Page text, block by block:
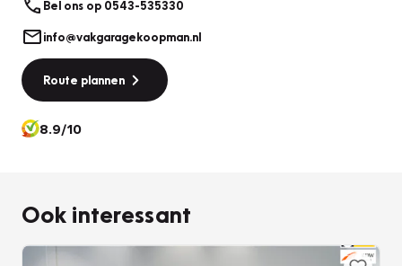
Bel ons op 0543-535330
info@vakgaragekoopman.nl
Route plannen
8.9/10
Ook interessant